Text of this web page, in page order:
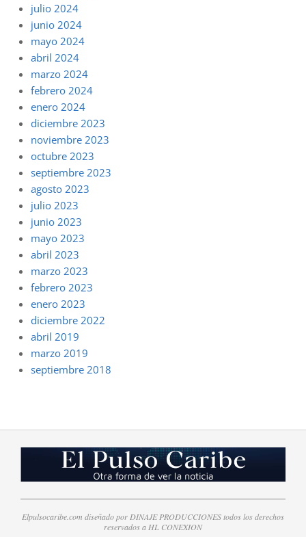
julio 2024
junio 2024
mayo 2024
abril 2024
marzo 2024
febrero 2024
enero 2024
diciembre 2023
noviembre 2023
octubre 2023
septiembre 2023
agosto 2023
julio 2023
junio 2023
mayo 2023
abril 2023
marzo 2023
febrero 2023
enero 2023
diciembre 2022
abril 2019
marzo 2019
septiembre 2018
Elpulsocaribe.com diseñado por DINAJE PRODUCCIONES todos los derechos
reservados a HL CONEXION